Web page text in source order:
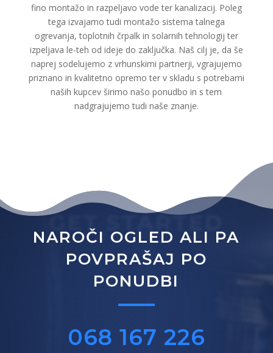
fino montažo in razpeljavo vode ter kanalizacij. Poleg
tega izvajamo tudi montažo sistema talnega
ogrevanja, toplotnih črpalk in solarnih tehnologij ter
izpeljava le-teh od ideje do zaključka. Naš cilj je, da še
naprej sodelujemo z vrhunskimi partnerji, vgrajujemo
priznano in kvalitetno opremo ter v skladu s potrebami
naših kupcev širimo našo ponudbo in s tem
nadgrajujemo tudi naše znanje.
GET STARTED
NAROČI OGLED ALI PA
POVPRAŠAJ PO
PONUDBI
068 167 226